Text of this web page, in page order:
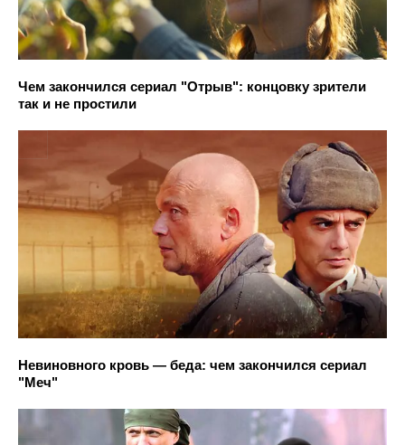
Чем закончился сериал "Отрыв": концовку зрители
так и не простили
Невиновного кровь — беда: чем закончился сериал
"Меч"